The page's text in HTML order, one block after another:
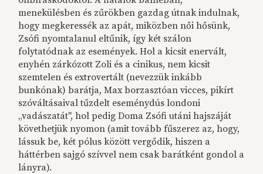
menekülésben és zűrökben gazdag útnak indulnak,
hogy megkeressék az apát, miközben női hősünk,
Zsófi nyomtalanul eltűnik, így két szálon
folytatódnak az események. Hol a kicsit enervált,
enyhén zárkózott Zoli és a cinikus, nem kicsit
szemtelen és extrovertált (nevezzük inkább
bunkónak) barátja, Max borzasztóan vicces, pikírt
szóváltásaival tűzdelt eseménydús londoni
„vadászatát", hol pedig Doma Zsófi utáni hajszáját
követhetjük nyomon (amit tovább fűszerez az, hogy,
lássuk be, két pólus között vergődik, hiszen a
háttérben sajgó szívvel nem csak barátként gondol a
lányra).